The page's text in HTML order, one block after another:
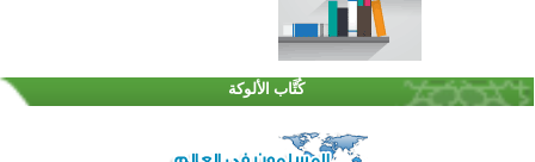
كُتَّاب الألوكة
اختتام الدورة التاسعة لمسابقة حفظ وتلاوة القرآن الكريم في أزناكاييف
تيسليتش تختتم برنامجا تعليميا لتعزيز القيم وبناء الشخصية للشباب المسلمين
اختتام منافسات قرآنية متميزة في بنغلاديش بمشاركة 3000 متسابق